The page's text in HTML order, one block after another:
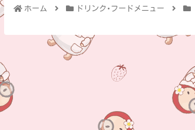
ホーム ドリンク･フードメニュー